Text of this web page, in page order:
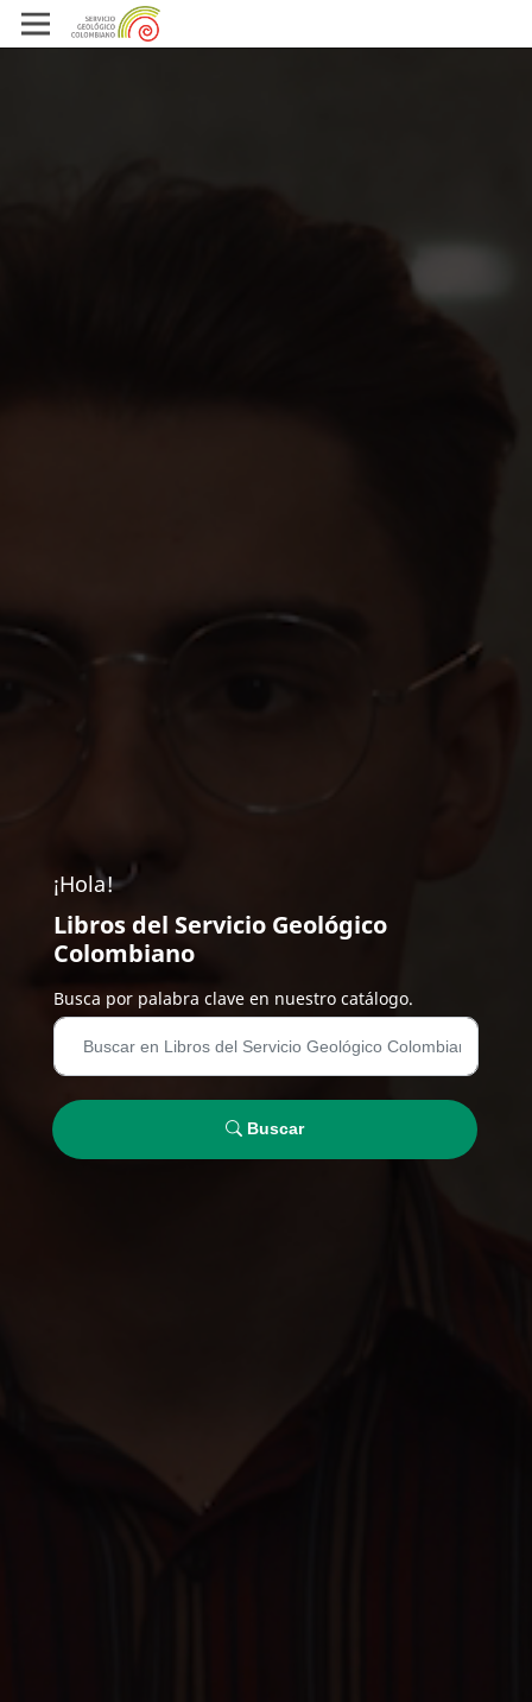
¡Hola!
Libros del Servicio Geológico
Colombiano
Busca por palabra clave en nuestro catálogo.
Buscar